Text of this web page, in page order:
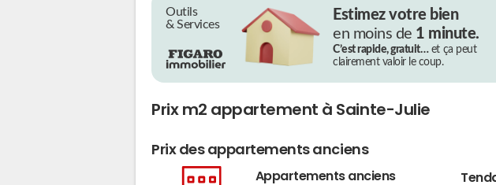
Outils
& Services
Estimez votre bien
en moins de 1 minute.
C’est rapide, gratuit…et ça peut
clairement valoir le coup.
Prix m2 appartement à Sainte-Julie
Prix des appartements anciens
Appartements anciens